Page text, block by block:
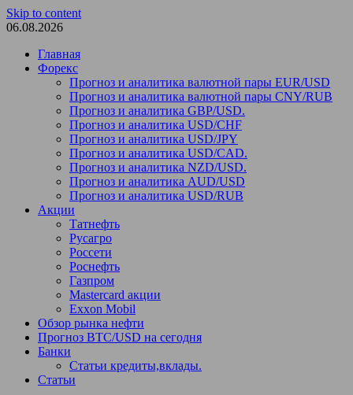
Skip to content
06.08.2026
Главная
Форекс
Прогноз и аналитика валютной пары EUR/USD
Прогноз и аналитика валютной пары CNY/RUB
Прогноз и аналитика GBP/USD.
Прогноз и аналитика USD/CHF
Прогноз и аналитика USD/JPY
Прогноз и аналитика USD/CAD.
Прогноз и аналитика NZD/USD.
Прогноз и аналитика AUD/USD
Прогноз и аналитика USD/RUB
Акции
Татнефть
Русагро
Россети
Роснефть
Газпром
Mastercard акции
Exxon Mobil
Обзор рынка нефти
Прогноз BTC/USD на сегодня
Банки
Статьи кредиты,вклады.
Статьи